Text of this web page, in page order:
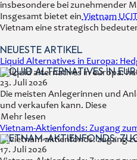
insbesondere bei zunehmender
Insgesamt bietet ein Vietnam
Vietnam eine strategisch
NEUESTE ARTIKEL
Liquid Alternatives in Europa:
LIQUID ALTERNATIVES IN
23. Juli 2026
Die meisten Anlegerinnen und
und verkaufen kann. Diese
Mehr lesen
Vietnam-Aktienfonds: Zugang
VIETNAM-AKTIENFONDS:
17. Juli 2026